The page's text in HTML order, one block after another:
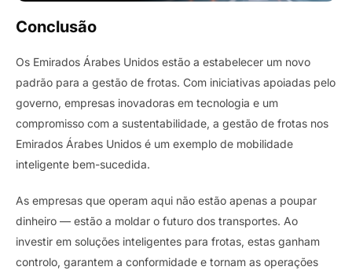
Conclusão
Os Emirados Árabes Unidos estão a estabelecer um novo
padrão para a gestão de frotas. Com iniciativas apoiadas pelo
governo, empresas inovadoras em tecnologia e um
compromisso com a sustentabilidade, a gestão de frotas nos
Emirados Árabes Unidos é um exemplo de mobilidade
inteligente bem-sucedida.
As empresas que operam aqui não estão apenas a poupar
dinheiro — estão a moldar o futuro dos transportes. Ao
investir em soluções inteligentes para frotas, estas ganham
controlo, garantem a conformidade e tornam as operações